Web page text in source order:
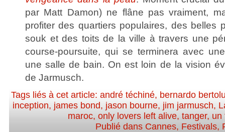
par Matt Damon) ne flâne pas vraiment,
profiter des quartiers populaires, des belles
souk et des toits de la ville à travers une
course-poursuite, qui se terminera avec
une salle de bain. On est loin de la vision
de Jarmusch.
Tags liés à cet article: andré téchiné, bernardo
inception, james bond, jason bourne, jim jarmusch,
maroc, only lovers left alive, tanger, un
Publié dans Cannes, Festivals,